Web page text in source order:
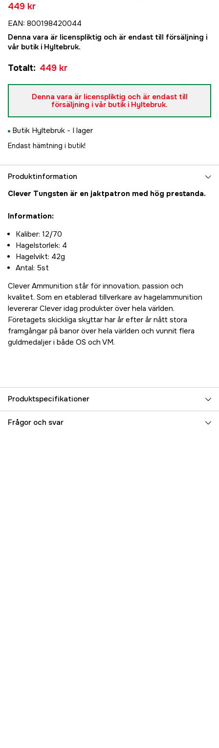
449 kr
EAN: 800198420044
Denna vara är licenspliktig och är endast till försäljning i
vår butik i Hyltebruk.
Totalt: 449 kr
Denna vara är licenspliktig och är endast till
försäljning i vår butik i Hyltebruk.
Butik Hyltebruk - I lager
Endast hämtning i butik!
Produktinformation
Clever Tungsten är en jaktpatron med hög prestanda.
Information:
Kaliber: 12/70
Hagelstorlek: 4
Hagelvikt: 42g
Antal: 5st
Clever Ammunition står för innovation, passion och
kvalitet. Som en etablerad tillverkare av hagelammunition
levererar Clever idag produkter över hela världen.
Företagets skickliga skyttar har år efter år nått stora
framgångar på banor över hela världen och vunnit flera
guldmedaljer i både OS och VM.
Produktspecifikationer
Typ av ammunition Jakt
Frågor och svar